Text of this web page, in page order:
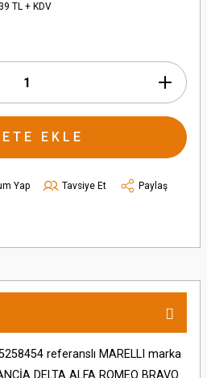
TL + KDV
EKLE
Yap Tavsiye Et
Paylaş
referanslı MARELLI marka
DELTA ALFA ROMEO BRAVO